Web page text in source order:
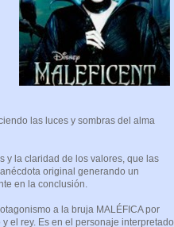
las luces y sombras del alma
y la claridad de los valores, que las
original generando un
en la conclusión.
a la bruja MALÉFICA por
el rey. Es en el personaje interpretado